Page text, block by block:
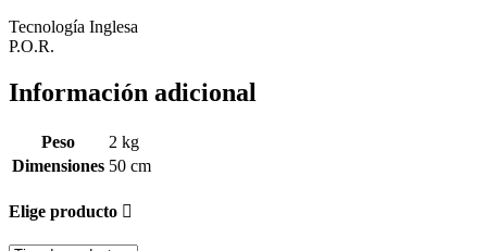
Tecnología Inglesa
P.O.R.
Información adicional
Peso
2 kg
Dimensiones 50 cm
Elige producto